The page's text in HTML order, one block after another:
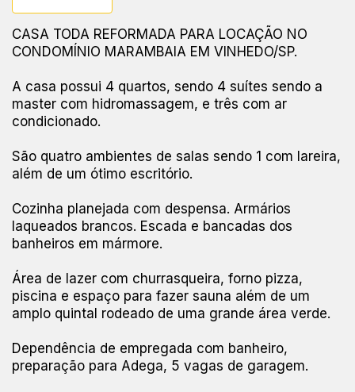
CASA TODA REFORMADA PARA LOCAÇÃO NO
CONDOMÍNIO MARAMBAIA EM VINHEDO/SP.
A casa possui 4 quartos, sendo 4 suítes sendo a
master com hidromassagem, e três com ar
condicionado.
São quatro ambientes de salas sendo 1 com lareira,
além de um ótimo escritório.
Cozinha planejada com despensa. Armários
laqueados brancos. Escada e bancadas dos
banheiros em mármore.
Área de lazer com churrasqueira, forno pizza,
piscina e espaço para fazer sauna além de um
amplo quintal rodeado de uma grande área verde.
Dependência de empregada com banheiro,
preparação para Adega, 5 vagas de garagem.